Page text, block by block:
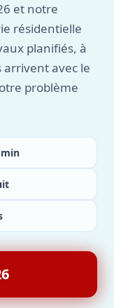
et notre
résidentielle
planifiés, à
arrivent avec le
problème